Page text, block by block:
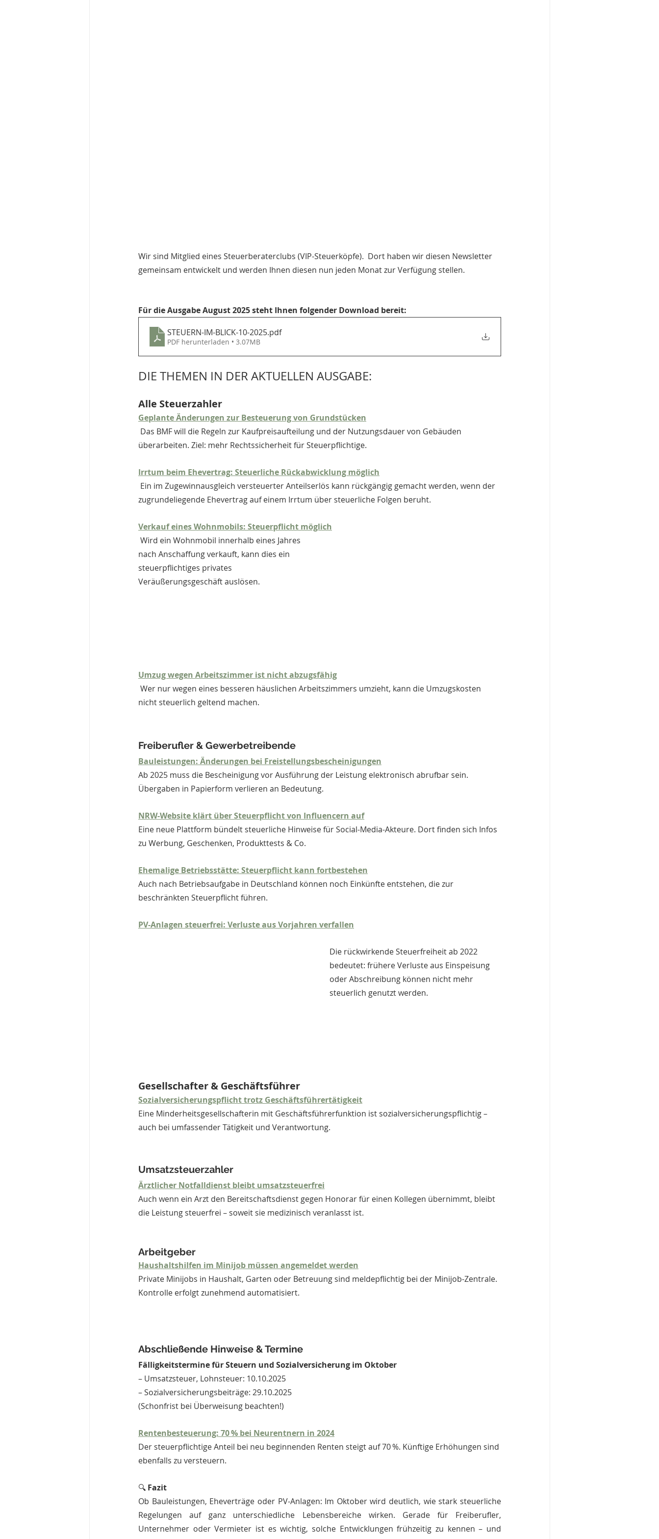
Wir sind Mitglied eines Steuerberaterclubs (VIP-Steuerköpfe).  Dort haben wir diesen Newsletter
gemeinsam entwickelt und werden Ihnen diesen nun jeden Monat zur Verfügung stellen.
Für die Ausgabe August 2025 steht Ihnen folgender Download bereit:
STEUERN-IM-BLICK-10-2025.pdf
PDF herunterladen • 3.07MB
DIE THEMEN IN DER AKTUELLEN AUSGABE:
Alle Steuerzahler
Geplante Änderungen zur Besteuerung von Grundstücken
überarbeiten. Ziel: mehr Rechtssicherheit für Steuerpflichtige.
Irrtum beim Ehevertrag: Steuerliche Rückabwicklung möglich
zugrundeliegende Ehevertrag auf einem Irrtum über steuerliche Folgen beruht.
Verkauf eines Wohnmobils: Steuerpflicht möglich
nach Anschaffung verkauft, kann dies ein
steuerpflichtiges privates
Veräußerungsgeschäft auslösen.
Umzug wegen Arbeitszimmer ist nicht abzugsfähig
nicht steuerlich geltend machen.
Freiberufler & Gewerbetreibende
Bauleistungen: Änderungen bei Freistellungsbescheinigungen
Ab 2025 muss die Bescheinigung vor Ausführung der Leistung elektronisch abrufbar sein.
Übergaben in Papierform verlieren an Bedeutung.
NRW-Website klärt über Steuerpflicht von Influencern auf
Eine neue Plattform bündelt steuerliche Hinweise für Social-Media-Akteure. Dort finden sich Infos
zu Werbung, Geschenken, Produkttests & Co.
Ehemalige Betriebsstätte: Steuerpflicht kann fortbestehen
Auch nach Betriebsaufgabe in Deutschland können noch Einkünfte entstehen, die zur
beschränkten Steuerpflicht führen.
PV-Anlagen steuerfrei: Verluste aus Vorjahren verfallen
Die rückwirkende Steuerfreiheit ab 2022
bedeutet: frühere Verluste aus Einspeisung
oder Abschreibung können nicht mehr
steuerlich genutzt werden.
Gesellschafter & Geschäftsführer
Sozialversicherungspflicht trotz Geschäftsführertätigkeit
Eine Minderheitsgesellschafterin mit Geschäftsführerfunktion ist sozialversicherungspflichtig –
auch bei umfassender Tätigkeit und Verantwortung.
Umsatzsteuerzahler
Ärztlicher Notfalldienst bleibt umsatzsteuerfrei
Auch wenn ein Arzt den Bereitschaftsdienst gegen Honorar für einen Kollegen übernimmt, bleibt
die Leistung steuerfrei – soweit sie medizinisch veranlasst ist.
Arbeitgeber
Haushaltshilfen im Minijob müssen angemeldet werden
Private Minijobs in Haushalt, Garten oder Betreuung sind meldepflichtig bei der Minijob-Zentrale.
Kontrolle erfolgt zunehmend automatisiert.
Abschließende Hinweise & Termine
Fälligkeitstermine für Steuern und Sozialversicherung im Oktober
– Umsatzsteuer, Lohnsteuer: 10.10.2025
– Sozialversicherungsbeiträge: 29.10.2025
(Schonfrist bei Überweisung beachten!)
Rentenbesteuerung: 70 % bei Neurentnern in 2024
Der steuerpflichtige Anteil bei neu beginnenden Renten steigt auf 70 %. Künftige Erhöhungen sind
ebenfalls zu versteuern.
🔍 Fazit
Ob Bauleistungen, Eheverträge oder PV-Anlagen: Im Oktober wird deutlich, wie stark steuerliche
Regelungen auf ganz unterschiedliche Lebensbereiche wirken. Gerade für Freiberufler,
Unternehmer oder Vermieter ist es wichtig, solche Entwicklungen frühzeitig zu kennen – und